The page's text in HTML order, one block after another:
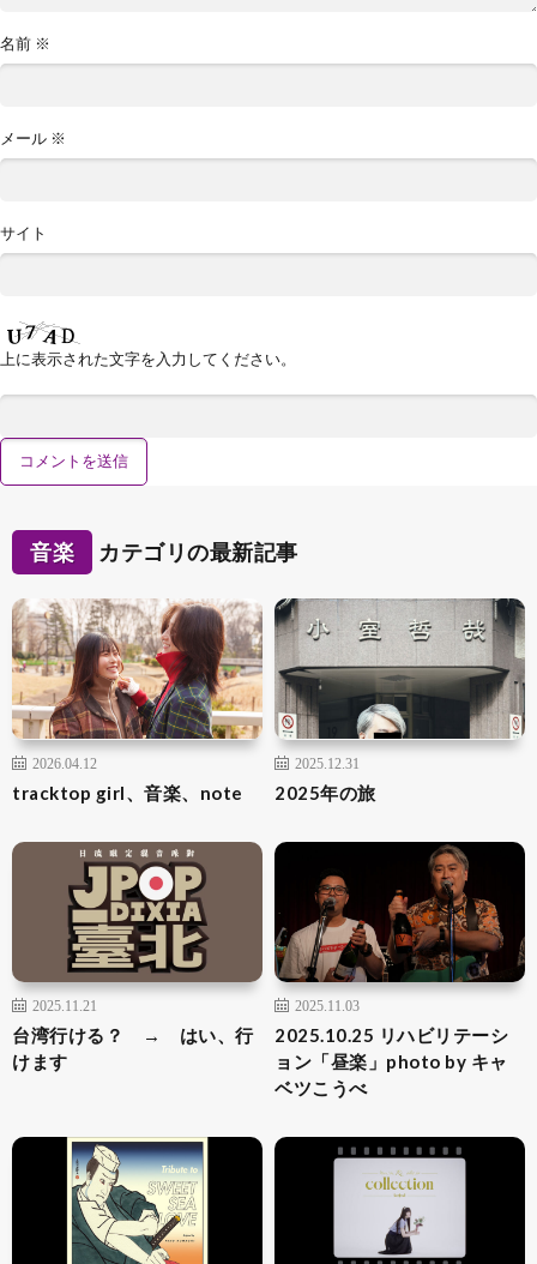
名前 ※
メール ※
サイト
上に表示された文字を入力してください。
音楽 カテゴリの最新記事
2026.04.12
tracktop girl、音楽、note
2025.12.31
2025年の旅
2025.11.21
台湾行ける？ → はい、行
けます
2025.11.03
2025.10.25 リハビリテーシ
ョン「昼楽」photo by キャ
ベツこうべ